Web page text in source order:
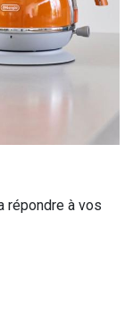
répondre à vos